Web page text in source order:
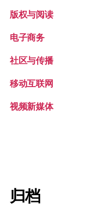
版权与阅读
电子商务
社区与传播
移动互联网
视频新媒体
归档